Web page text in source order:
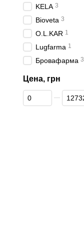
KELA 3
Bioveta 3
O.L.KAR 1
Lugfarma 1
Бровафарма 3
Цена, грн
От Цена, грн
До Цена, грн